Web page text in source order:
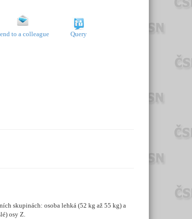
to a colleague Query
skupinách: osoba lehká (52 kg až 55 kg) a
osy Z.